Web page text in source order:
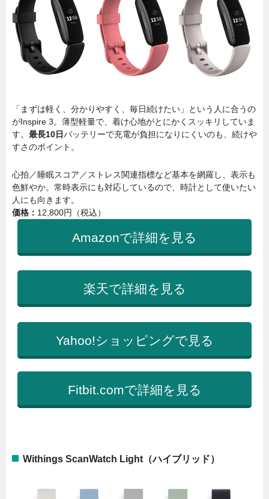
「まずは軽く、分かりやすく、毎日続けたい」という人に合うの
がInspire 3。薄型軽量で、着け心地がとにかくスッキリしていま
す。 最長10日バッテリーで充電が負担になりにくいのも、続けや
すさのポイント。
心拍／睡眠スコア／ストレス関連指標など基本を網羅し、表示も
色鮮やか。常時表示にも対応しているので、時計として使いたい
人にも向きます。
価格： 12,800円（税込）
Amazonで詳細を見る
楽天で詳細を見る
Yahoo!ショッピングで見る
Fitbit.comで詳細を見る
Withings ScanWatch Light（ハイブリッド）